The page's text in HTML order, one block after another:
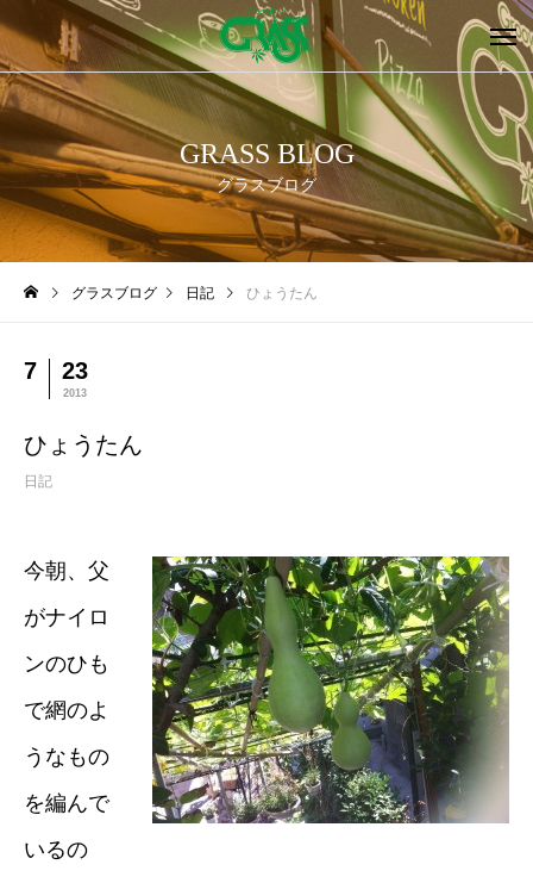
GRASS BLOG
グラスブログ
グラスブログ 日記 ひょうたん
7 23
2013
ひょうたん
日記
今朝、父
がナイロ
ンのひも
で網のよ
うなもの
を編んで
いるの